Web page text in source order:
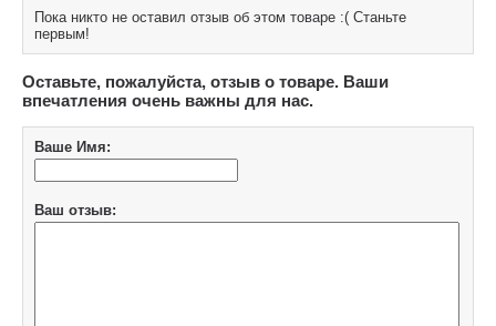
Пока никто не оставил отзыв об этом товаре :( Станьте
первым!
Оставьте, пожалуйста, отзыв о товаре. Ваши
впечатления очень важны для нас.
Ваше Имя:
Ваш отзыв: